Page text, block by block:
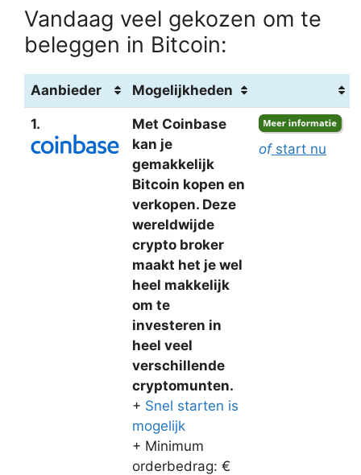
Vandaag veel gekozen om te
beleggen in Bitcoin:
Aanbieder Mogelijkheden
1.
Met Coinbase
kan je
gemakkelijk
Bitcoin kopen en
verkopen. Deze
wereldwijde
crypto broker
maakt het je wel
heel makkelijk
om te
investeren in
heel veel
verschillende
cryptomunten.
+ Snel starten is
mogelijk
+ Minimum
orderbedrag: €
ofstart nu